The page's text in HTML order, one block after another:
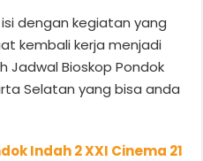
dengan kegiatan yang
kembali kerja menjadi
Jadwal Bioskop Pondok
Selatan yang bisa anda
Indah 2 XXI Cinema 21